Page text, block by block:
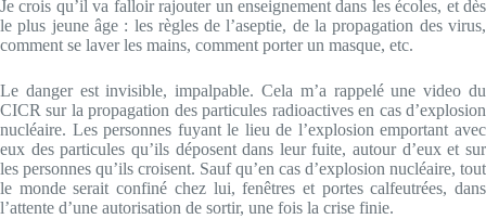
Je crois qu’il va falloir rajouter un enseignement dans les écoles, et dès
le plus jeune âge : les règles de l’aseptie, de la propagation des virus,
comment se laver les mains, comment porter un masque, etc.
Le danger est invisible, impalpable. Cela m’a rappelé une video du
CICR sur la propagation des particules radioactives en cas d’explosion
nucléaire. Les personnes fuyant le lieu de l’explosion emportant avec
eux des particules qu’ils déposent dans leur fuite, autour d’eux et sur
les personnes qu’ils croisent. Sauf qu’en cas d’explosion nucléaire, tout
le monde serait confiné chez lui, fenêtres et portes calfeutrées, dans
l’attente d’une autorisation de sortir, une fois la crise finie.